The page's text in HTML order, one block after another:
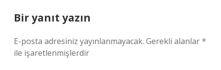
Bir yanıt yazın
E-posta adresiniz yayınlanmayacak. Gerekli alanlar*
ile işaretlenmişlerdir